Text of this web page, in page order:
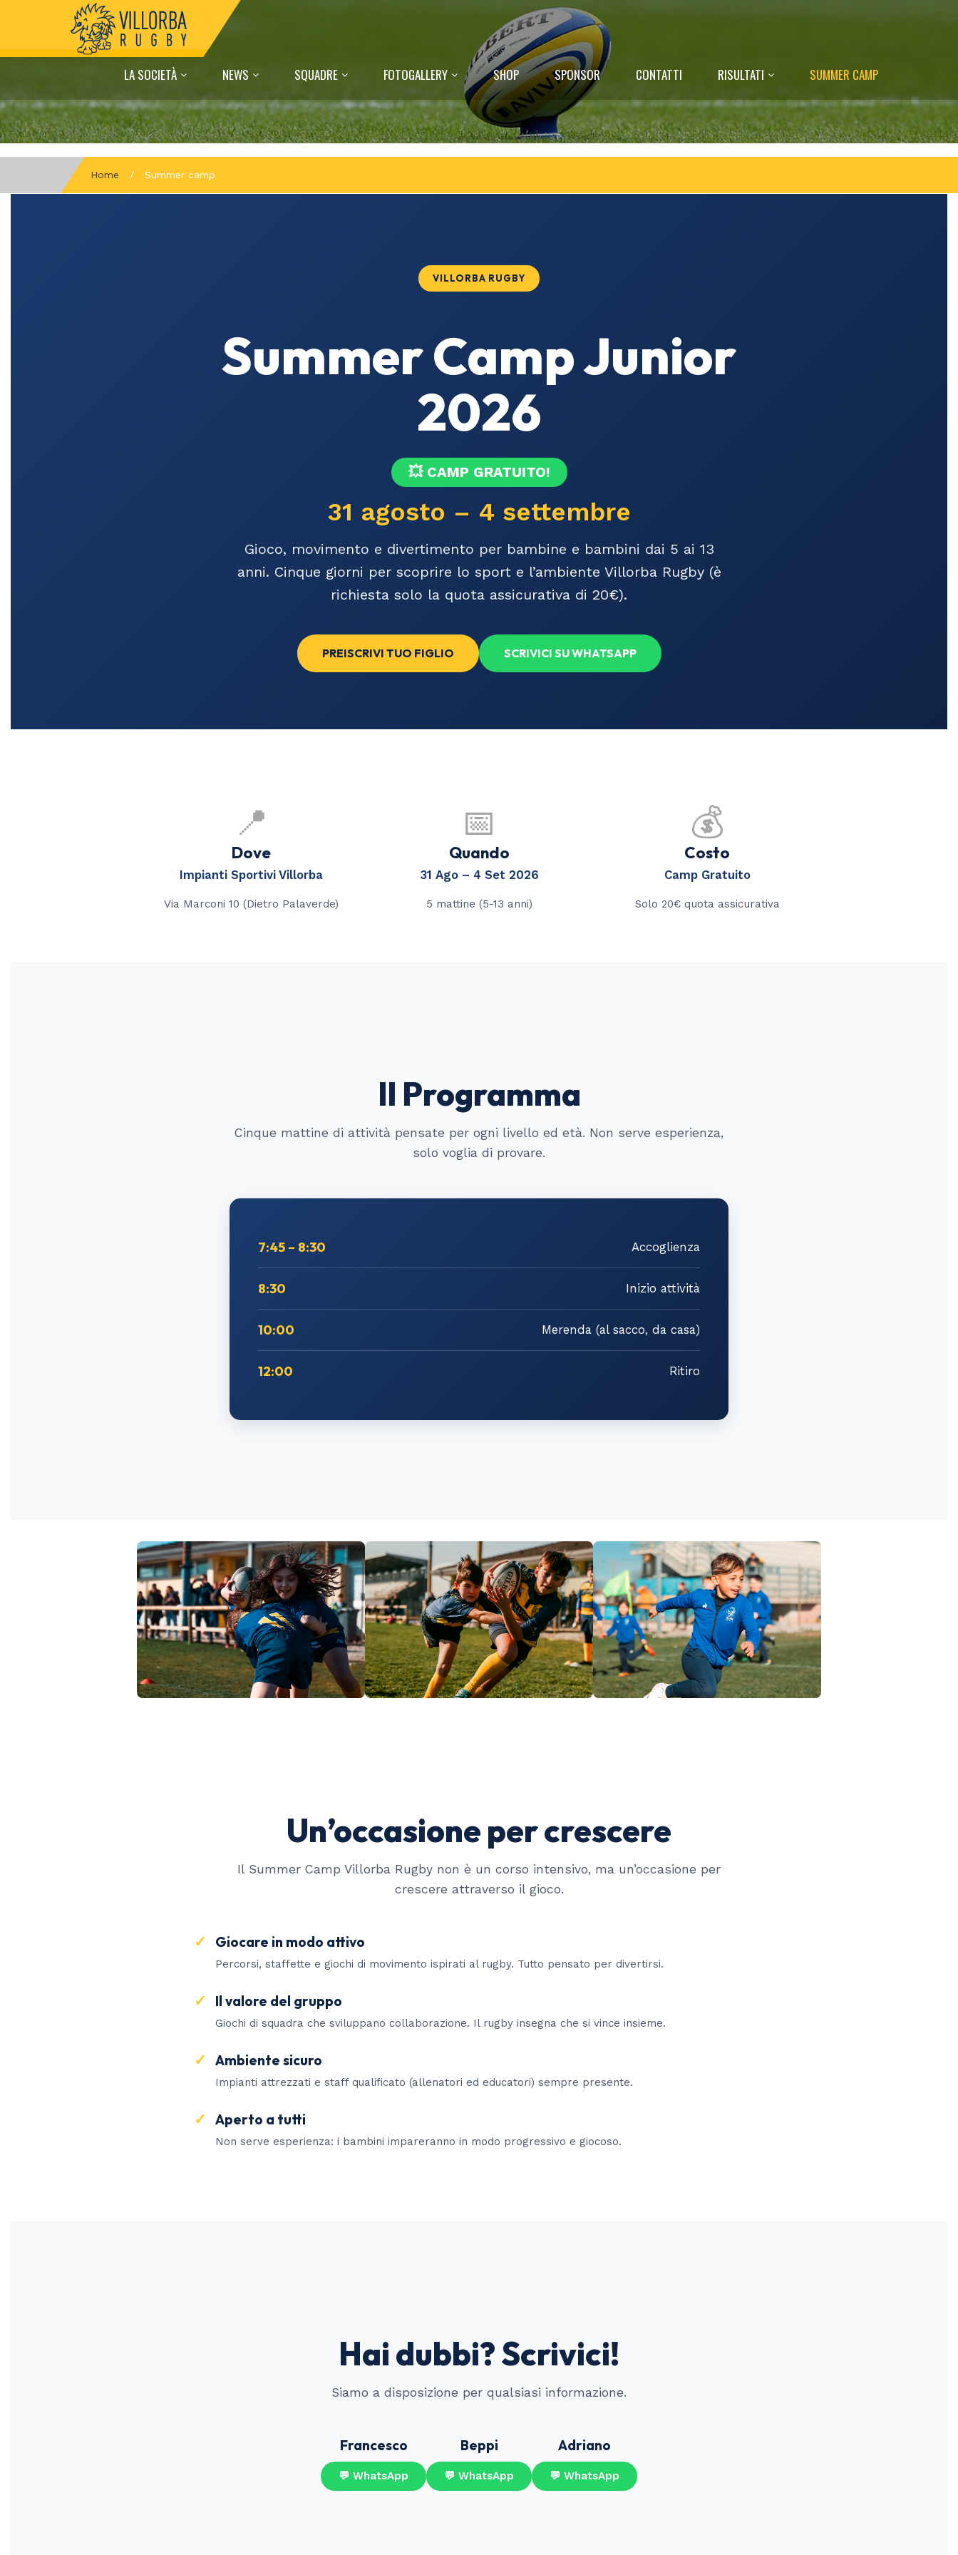
LA SOCIETÀ NEWS SQUADRE FOTOGALLERY SHOP SPONSOR CONTATTI RISULTATI SUMMER CAMP
Home / Summer camp
VILLORBA RUGBY
Summer Camp Junior
2026
💥 CAMP GRATUITO!
31 agosto – 4 settembre
Gioco, movimento e divertimento per bambine e bambini dai 5 ai 13
anni. Cinque giorni per scoprire lo sport e l’ambiente Villorba Rugby (è
richiesta solo la quota assicurativa di 20€).
PREISCRIVI TUO FIGLIO SCRIVICI SU WHATSAPP
📍
Dove
Impianti Sportivi Villorba
Via Marconi 10 (Dietro Palaverde)
📅
Quando
31 Ago – 4 Set 2026
5 mattine (5-13 anni)
💰
Costo
Camp Gratuito
Solo 20€ quota assicurativa
Il Programma
Cinque mattine di attività pensate per ogni livello ed età. Non serve esperienza,
solo voglia di provare.
7:45 – 8:30 Accoglienza
8:30 Inizio attività
10:00 Merenda (al sacco, da casa)
12:00 Ritiro
Un’occasione per crescere
Il Summer Camp Villorba Rugby non è un corso intensivo, ma un’occasione per
crescere attraverso il gioco.
Giocare in modo attivo
Percorsi, staffette e giochi di movimento ispirati al rugby. Tutto pensato per divertirsi.
Il valore del gruppo
Giochi di squadra che sviluppano collaborazione. Il rugby insegna che si vince insieme.
Ambiente sicuro
Impianti attrezzati e staff qualificato (allenatori ed educatori) sempre presente.
Aperto a tutti
Non serve esperienza: i bambini impareranno in modo progressivo e giocoso.
Hai dubbi? Scrivici!
Siamo a disposizione per qualsiasi informazione.
Francesco
💬 WhatsApp
Beppi
💬 WhatsApp
Adriano
💬 WhatsApp